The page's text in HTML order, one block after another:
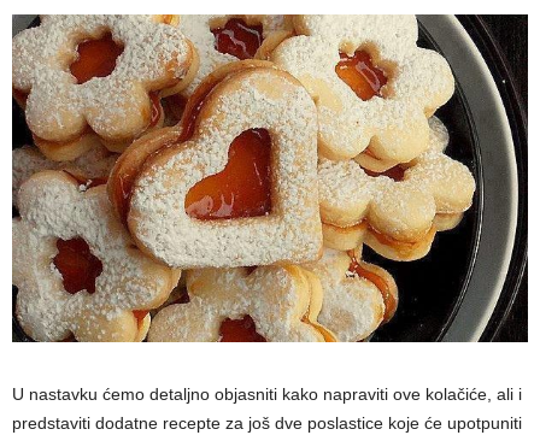
U nastavku ćemo detaljno objasniti kako napraviti ove kolačiće, ali i
predstaviti dodatne recepte za još dve poslastice koje će upotpuniti